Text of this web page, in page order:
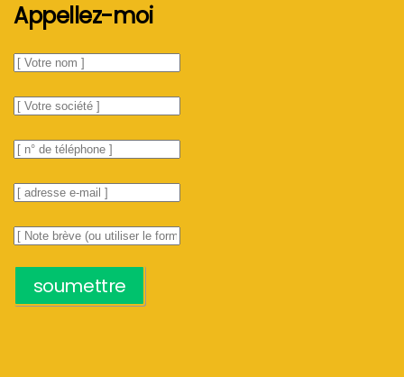
Appellez-moi
soumettre